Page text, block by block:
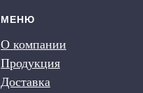
МЕНЮ
О компании
Продукция
Доставка